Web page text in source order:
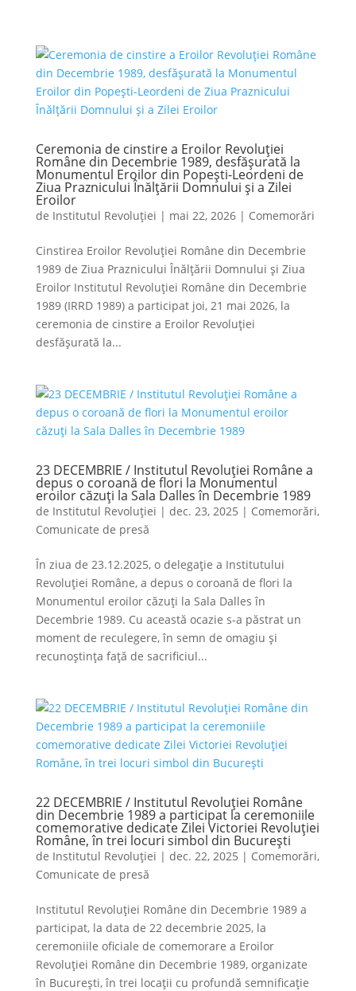
Ceremonia de cinstire a Eroilor Revoluției
Române din Decembrie 1989, desfășurată la
Monumentul Eroilor din Popești-Leordeni de
Ziua Praznicului Înălțării Domnului și a Zilei
Eroilor
de Institutul Revoluției | mai 22, 2026| Comemorări
Cinstirea Eroilor Revoluției Române din Decembrie
1989 de Ziua Praznicului Înălțării Domnului și Ziua
Eroilor Institutul Revoluției Române din Decembrie
1989 (IRRD 1989) a participat joi, 21 mai 2026, la
ceremonia de cinstire a Eroilor Revoluției
desfășurată la...
23 DECEMBRIE / Institutul Revoluției Române a
depus o coroană de flori la Monumentul
eroilor căzuți la Sala Dalles în Decembrie 1989
de Institutul Revoluției | dec. 23, 2025 | Comemorări,
Comunicate de presă
În ziua de 23.12.2025, o delegație a Institutului
Revoluției Române, a depus o coroană de flori la
Monumentul eroilor căzuți la Sala Dalles în
Decembrie 1989. Cu această ocazie s-a păstrat un
moment de reculegere, în semn de omagiu și
recunoștința față de sacrificiul...
22 DECEMBRIE / Institutul Revoluției Române
din Decembrie 1989 a participat la ceremoniile
comemorative dedicate Zilei Victoriei Revoluției
Române, în trei locuri simbol din București
de Institutul Revoluției | dec. 22, 2025 | Comemorări,
Comunicate de presă
Institutul Revoluției Române din Decembrie 1989 a
participat, la data de 22 decembrie 2025, la
ceremoniile oficiale de comemorare a Eroilor
Revoluției Române din Decembrie 1989, organizate
în București, în trei locații cu profundă semnificație